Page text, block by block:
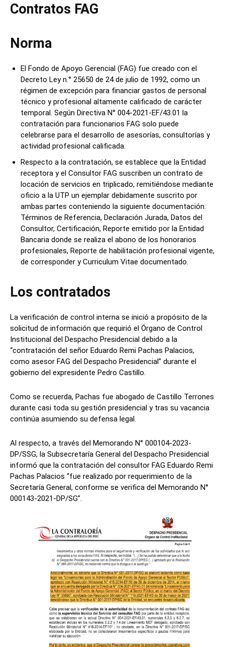
Contratos FAG
Norma
El Fondo de Apoyo Gerencial (FAG) fue creado con el
Decreto Ley n.° 25650 de 24 de julio de 1992, como un
régimen de excepción para financiar gastos de personal
técnico y profesional altamente calificado de carácter
temporal. Según Directiva N° 004-2021-EF/43.01 la
contratación para funcionarios FAG solo puede
celebrarse para el desarrollo de asesorías, consultorías y
actividad profesional calificada.
Respecto a la contratación, se establece que la Entidad
receptora y el Consultor FAG suscriben un contrato de
locación de servicios en triplicado, remitiéndose mediante
oficio a la UTP un ejemplar debidamente suscrito por
ambas partes conteniendo la siguiente documentación:
Términos de Referencia, Declaración Jurada, Datos del
Consultor, Certificación, Reporte emitido por la Entidad
Bancaria donde se realiza el abono de los honorarios
profesionales, Reporte de habilitación profesional vigente,
de corresponder y Curriculum Vitae documentado.
Los contratados
La verificación de control interna se inició a propósito de la
solicitud de información que requirió el Órgano de Control
Institucional del Despacho Presidencial debido a la
“contratación del señor Eduardo Remi Pachas Palacios,
como asesor FAG del Despacho Presidencial” durante el
gobierno del expresidente Pedro Castillo.
Como se recuerda, Pachas fue abogado de Castillo Terrones
durante casi toda su gestión presidencial y tras su vacancia
continúa asumiendo su defensa legal.
Al respecto, a través del Memorando N° 000104-2023-
DP/SSG, la Subsecretaría General del Despacho Presidencial
informó que la contratación del consultor FAG Eduardo Remi
Pachas Palacios “fue realizado por requerimiento de la
Secretaría General, conforme se verifica del Memorando N°
000143-2021-DP/SG”.